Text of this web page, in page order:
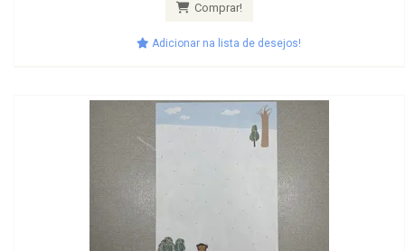
Comprar!
Adicionar na lista de desejos!